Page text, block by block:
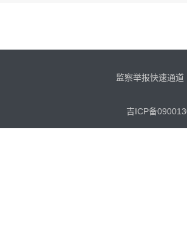
监察举报快速通道
吉ICP备